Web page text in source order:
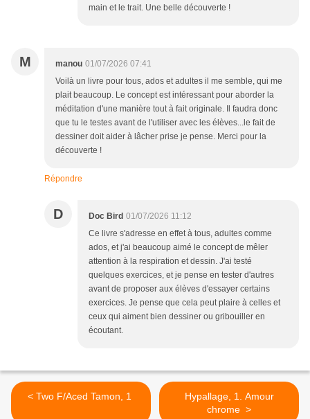
main et le trait. Une belle découverte !
M manou 01/07/2026 07:41
Voilà un livre pour tous, ados et adultes il me semble, qui me
plait beaucoup. Le concept est intéressant pour aborder la
méditation d'une manière tout à fait originale. Il faudra donc
que tu le testes avant de l'utiliser avec les élèves...le fait de
dessiner doit aider à lâcher prise je pense. Merci pour la
découverte !
Répondre
D Doc Bird 01/07/2026 11:12
Ce livre s'adresse en effet à tous, adultes comme
ados, et j'ai beaucoup aimé le concept de mêler
attention à la respiration et dessin. J'ai testé
quelques exercices, et je pense en tester d'autres
avant de proposer aux élèves d'essayer certains
exercices. Je pense que cela peut plaire à celles et
ceux qui aiment bien dessiner ou gribouiller en
écoutant.
< Two F/Aced Tamon, 1
Hypallage, 1. Amour
chrome >